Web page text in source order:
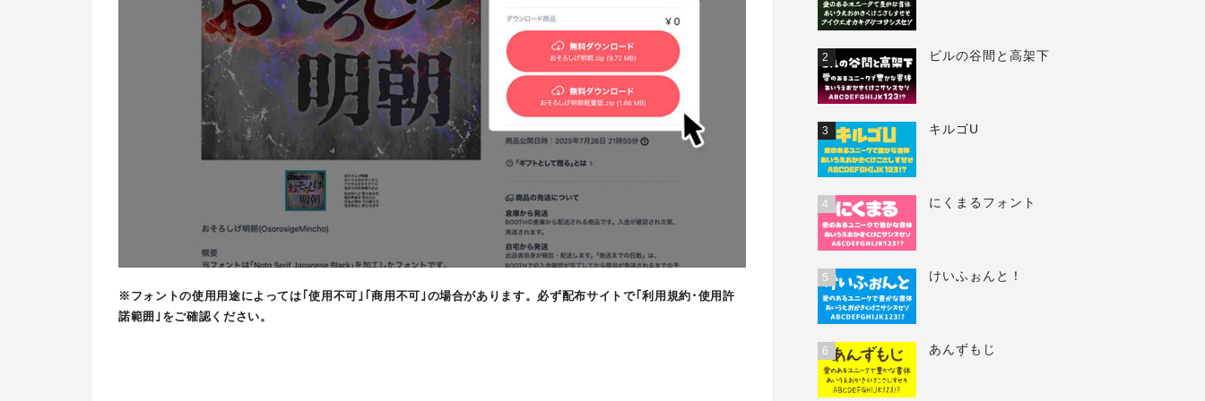
※フォントの使用用途によっては｢使用不可｣｢商用不可｣の場合があります。必ず配布サイトで｢利用規約･使用許
諾範囲｣をご確認ください。
2 ビルの谷間と高架下
3 キルゴU
4 にくまるフォント
5 けいふぉんと！
6 あんずもじ